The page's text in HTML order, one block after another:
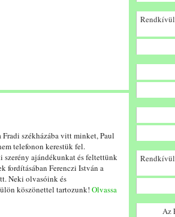
székházába vitt minket, Paul
telefonon kerestük fel.
ajándékunkat és feltettünk
fordításában Ferenczi István a
Neki olvasóink és
köszönettel tartozunk! Olvassa
Az